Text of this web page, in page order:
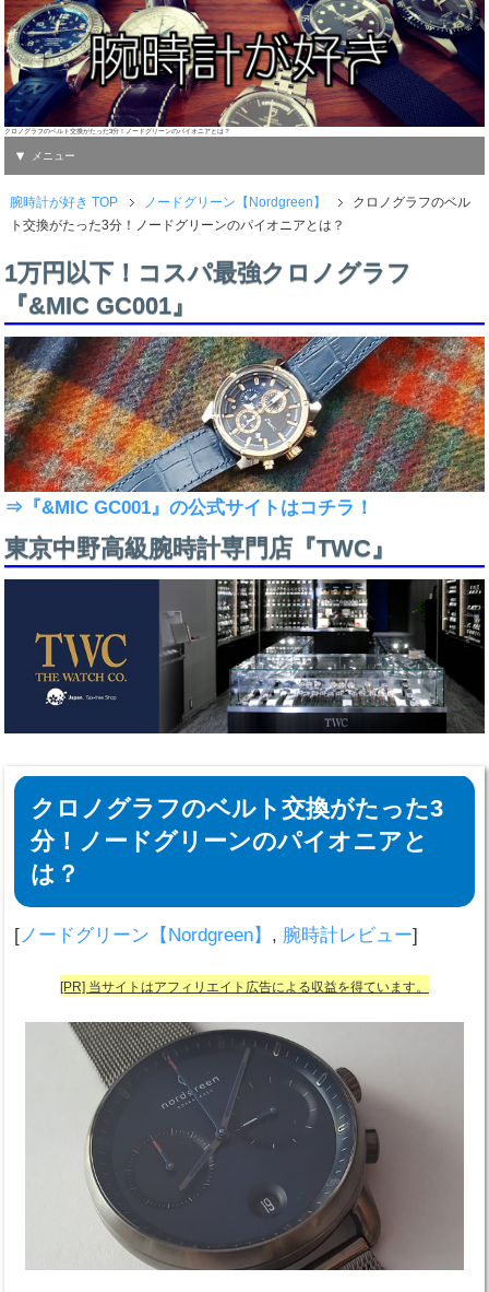
クロノグラフのベルト交換がたった3分！ノードグリーンのパイオニアとは？
メニュー
腕時計が好き TOP ノードグリーン【Nordgreen】
クロノグラフのベル
ト交換がたった3分！ノードグリーンのパイオニアとは？
1万円以下！コスパ最強クロノグラフ
『&MIC GC001』
⇒『&MIC GC001』の公式サイトはコチラ！
東京中野高級腕時計専門店『TWC』
クロノグラフのベルト交換がたった3
分！ノードグリーンのパイオニアと
は？
[ノードグリーン【Nordgreen】 , 腕時計レビュー]
[PR] 当サイトはアフィリエイト広告による収益を得ています。